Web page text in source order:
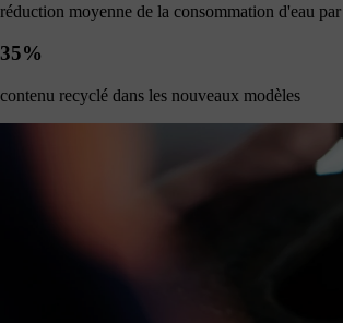
réduction moyenne de la consommation d'eau
35%
contenu recyclé dans les nouveaux modèles